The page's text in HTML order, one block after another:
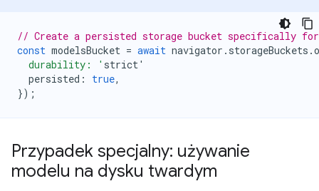
// Create a persisted storage bucket specifically for
const modelsBucket = await navigator . storageBuckets .
  durability: '
strict'
persisted : true,
});
Przypadek specjalny: używanie
modelu na dysku twardym